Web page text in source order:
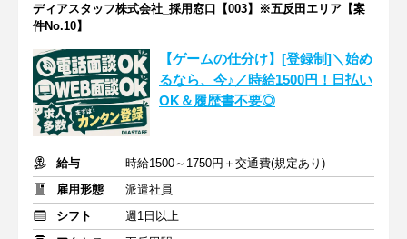
ディアスタッフ株式会社_採用窓口【003】※五反田エリア【案
件No.10】
【ゲームの仕分け】[登録制]＼始め
るなら、今♪／時給1500円！日払い
OK＆履歴書不要◎
給与
時給1500～1750円＋交通費(規定あり)
雇用形態
派遣社員
シフト
週1日以上